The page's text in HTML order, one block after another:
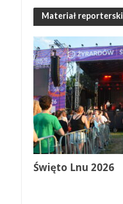
Materiał reporterski
Święto Lnu 2026